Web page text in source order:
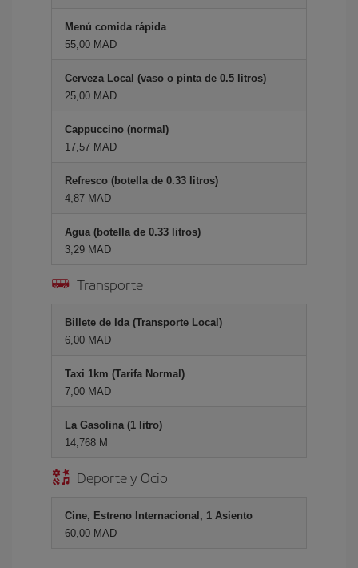
Menú comida rápida
55,00 MAD
Cerveza Local (vaso o pinta de 0.5 litros)
25,00 MAD
Cappuccino (normal)
17,57 MAD
Refresco (botella de 0.33 litros)
4,87 MAD
Agua (botella de 0.33 litros)
3,29 MAD
Transporte
Billete de Ida (Transporte Local)
6,00 MAD
Taxi 1km (Tarifa Normal)
7,00 MAD
La Gasolina (1 litro)
14,768 M
Deporte y Ocio
Cine, Estreno Internacional, 1 Asiento
60,00 MAD